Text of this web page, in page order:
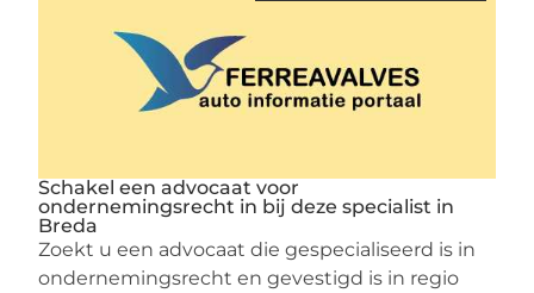
Schakel een advocaat voor
ondernemingsrecht in bij deze specialist in
Breda
Zoekt u een advocaat die gespecialiseerd is in
ondernemingsrecht en gevestigd is in regio